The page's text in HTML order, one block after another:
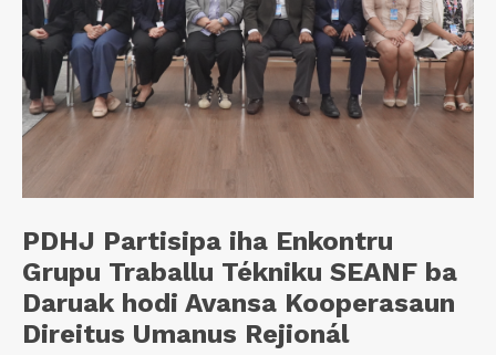
PDHJ Partisipa iha Enkontru
Grupu Traballu Tékniku SEANF ba
Daruak hodi Avansa Kooperasaun
Direitus Umanus Rejionál